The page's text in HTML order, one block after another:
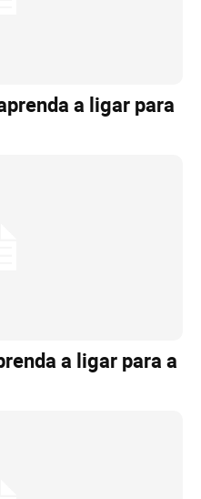
a ligar para
a ligar para a